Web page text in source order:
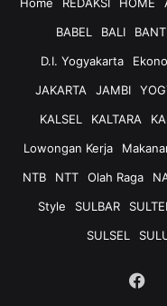
Home
REDAKSI HOME
BABEL
BALI
D.I. Yogyakarta
JAKARTA
JAMBI
KALSEL
KALTARA
Lowongan Kerja
NTB
NTT Olah Raga
Style
SULBAR
SULSEL